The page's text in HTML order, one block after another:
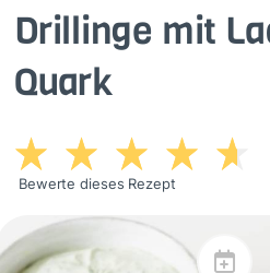
Drillinge mit
Quark
Bewerte dieses Rezept